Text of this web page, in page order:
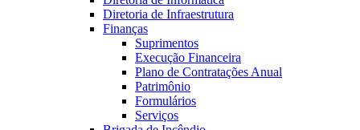
Diretoria de Infraestrutura
Finanças
Suprimentos
Execução Financeira
Plano de Contratações Anual
Patrimônio
Formulários
Serviços